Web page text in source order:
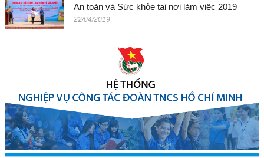
An toàn và Sức khỏe tại nơi làm việc 2019
22/04/2019